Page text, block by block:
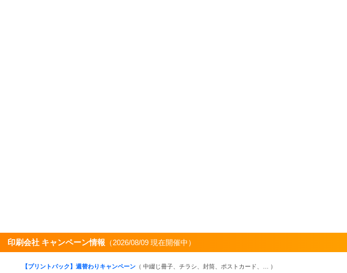
印刷会社 キャンペーン情報 （2026/08/09 現在開催中）
【プリントパック】週替わりキャンペーン （ 中綴じ冊子、チラシ、封筒、ポストカード、… ）